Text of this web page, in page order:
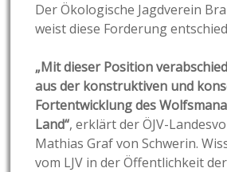
Der Ökologische Jagdverein
weist diese Forderung
„Mit dieser Position
aus der konstruktiven und
Fortentwicklung des
Land“, erklärt der ÖJV-
Mathias Graf von Schwerin.
vom LJV in der Öffentlichkeit